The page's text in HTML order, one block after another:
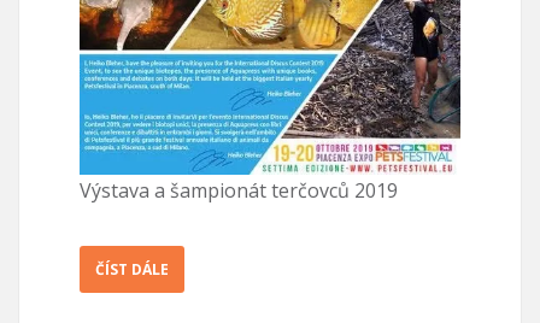
Výstava a šampionát terčovců 2019
ČÍST DÁLE